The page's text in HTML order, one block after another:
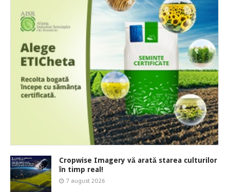
Cropwise Imagery vă arată starea culturilor
în timp real!
7 august 2026